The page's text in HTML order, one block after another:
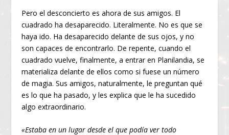
Pero el desconcierto es ahora de sus amigos. El
cuadrado ha desaparecido. Literalmente. No es que se
haya ido. Ha desaparecido delante de sus ojos, y no
son capaces de encontrarlo. De repente, cuando el
cuadrado vuelve, finalmente, a entrar en Planilandia, se
materializa delante de ellos como si fuese un número
de magia. Sus amigos, naturalmente, le preguntan qué
es lo que ha pasado, y les explica que le ha sucedido
algo extraordinario.
«Estaba en un lugar desde el que podía ver todo